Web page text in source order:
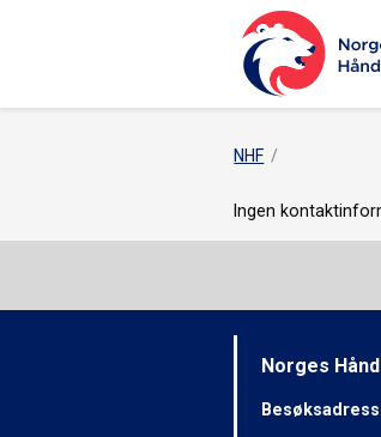
NHF
Ingen
Norges